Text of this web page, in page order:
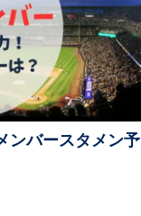
ンバースタメン予